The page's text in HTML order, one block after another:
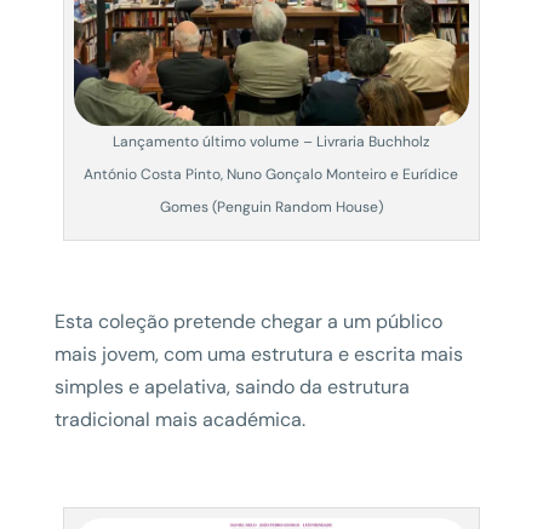
Lançamento último volume – Livraria Buchholz
António Costa Pinto, Nuno Gonçalo Monteiro e Eurídice
Gomes (Penguin Random House)
Esta coleção pretende chegar a um público
mais jovem, com uma estrutura e escrita mais
simples e apelativa, saindo da estrutura
tradicional mais académica.